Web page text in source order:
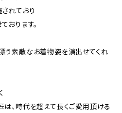
れており
おります。
素敵なお着物姿を演出せてくれ
、時代を超えて長くご愛用頂ける